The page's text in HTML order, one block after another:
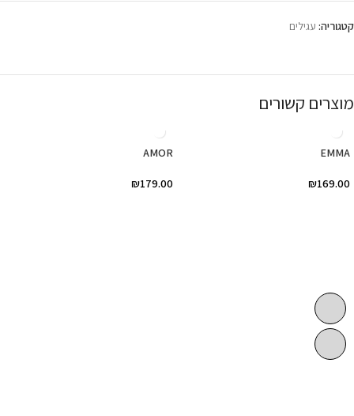
קטגוריה: עגילים
מוצרים קשורים
EMMA
₪169.00
AMOR
₪179.00